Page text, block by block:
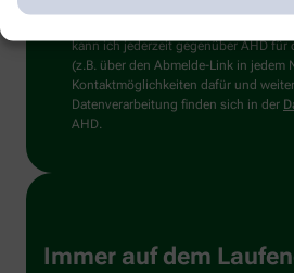
kann ich jederzeit gegenüber AHD
(z.B. über den Abmelde-Link in jedem
Kontaktmöglichkeiten dafür und
Datenverarbeitung finden sich in der
AHD.
Immer auf dem